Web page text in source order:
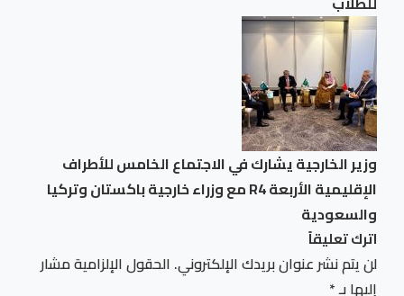
وزير الخارجية يشارك في الاجتماع الخامس للأطراف
الإقليمية الأربعة R4 مع وزراء خارجية باكستان وتركيا
والسعودية
اترك تعليقاً
لن يتم نشر عنوان بريدك الإلكتروني. الحقول الإلزامية مشار
إليها بـ*